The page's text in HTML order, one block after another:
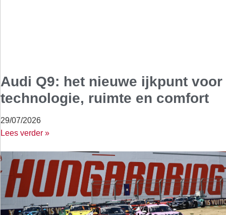
Audi Q9: het nieuwe ijkpunt voor
technologie, ruimte en comfort
29/07/2026
Lees verder »